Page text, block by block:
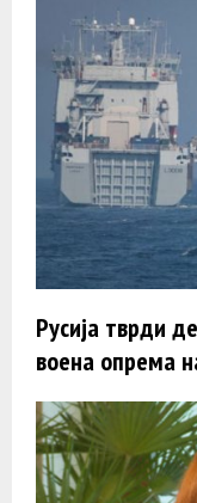
Русија тврди
воена опрема